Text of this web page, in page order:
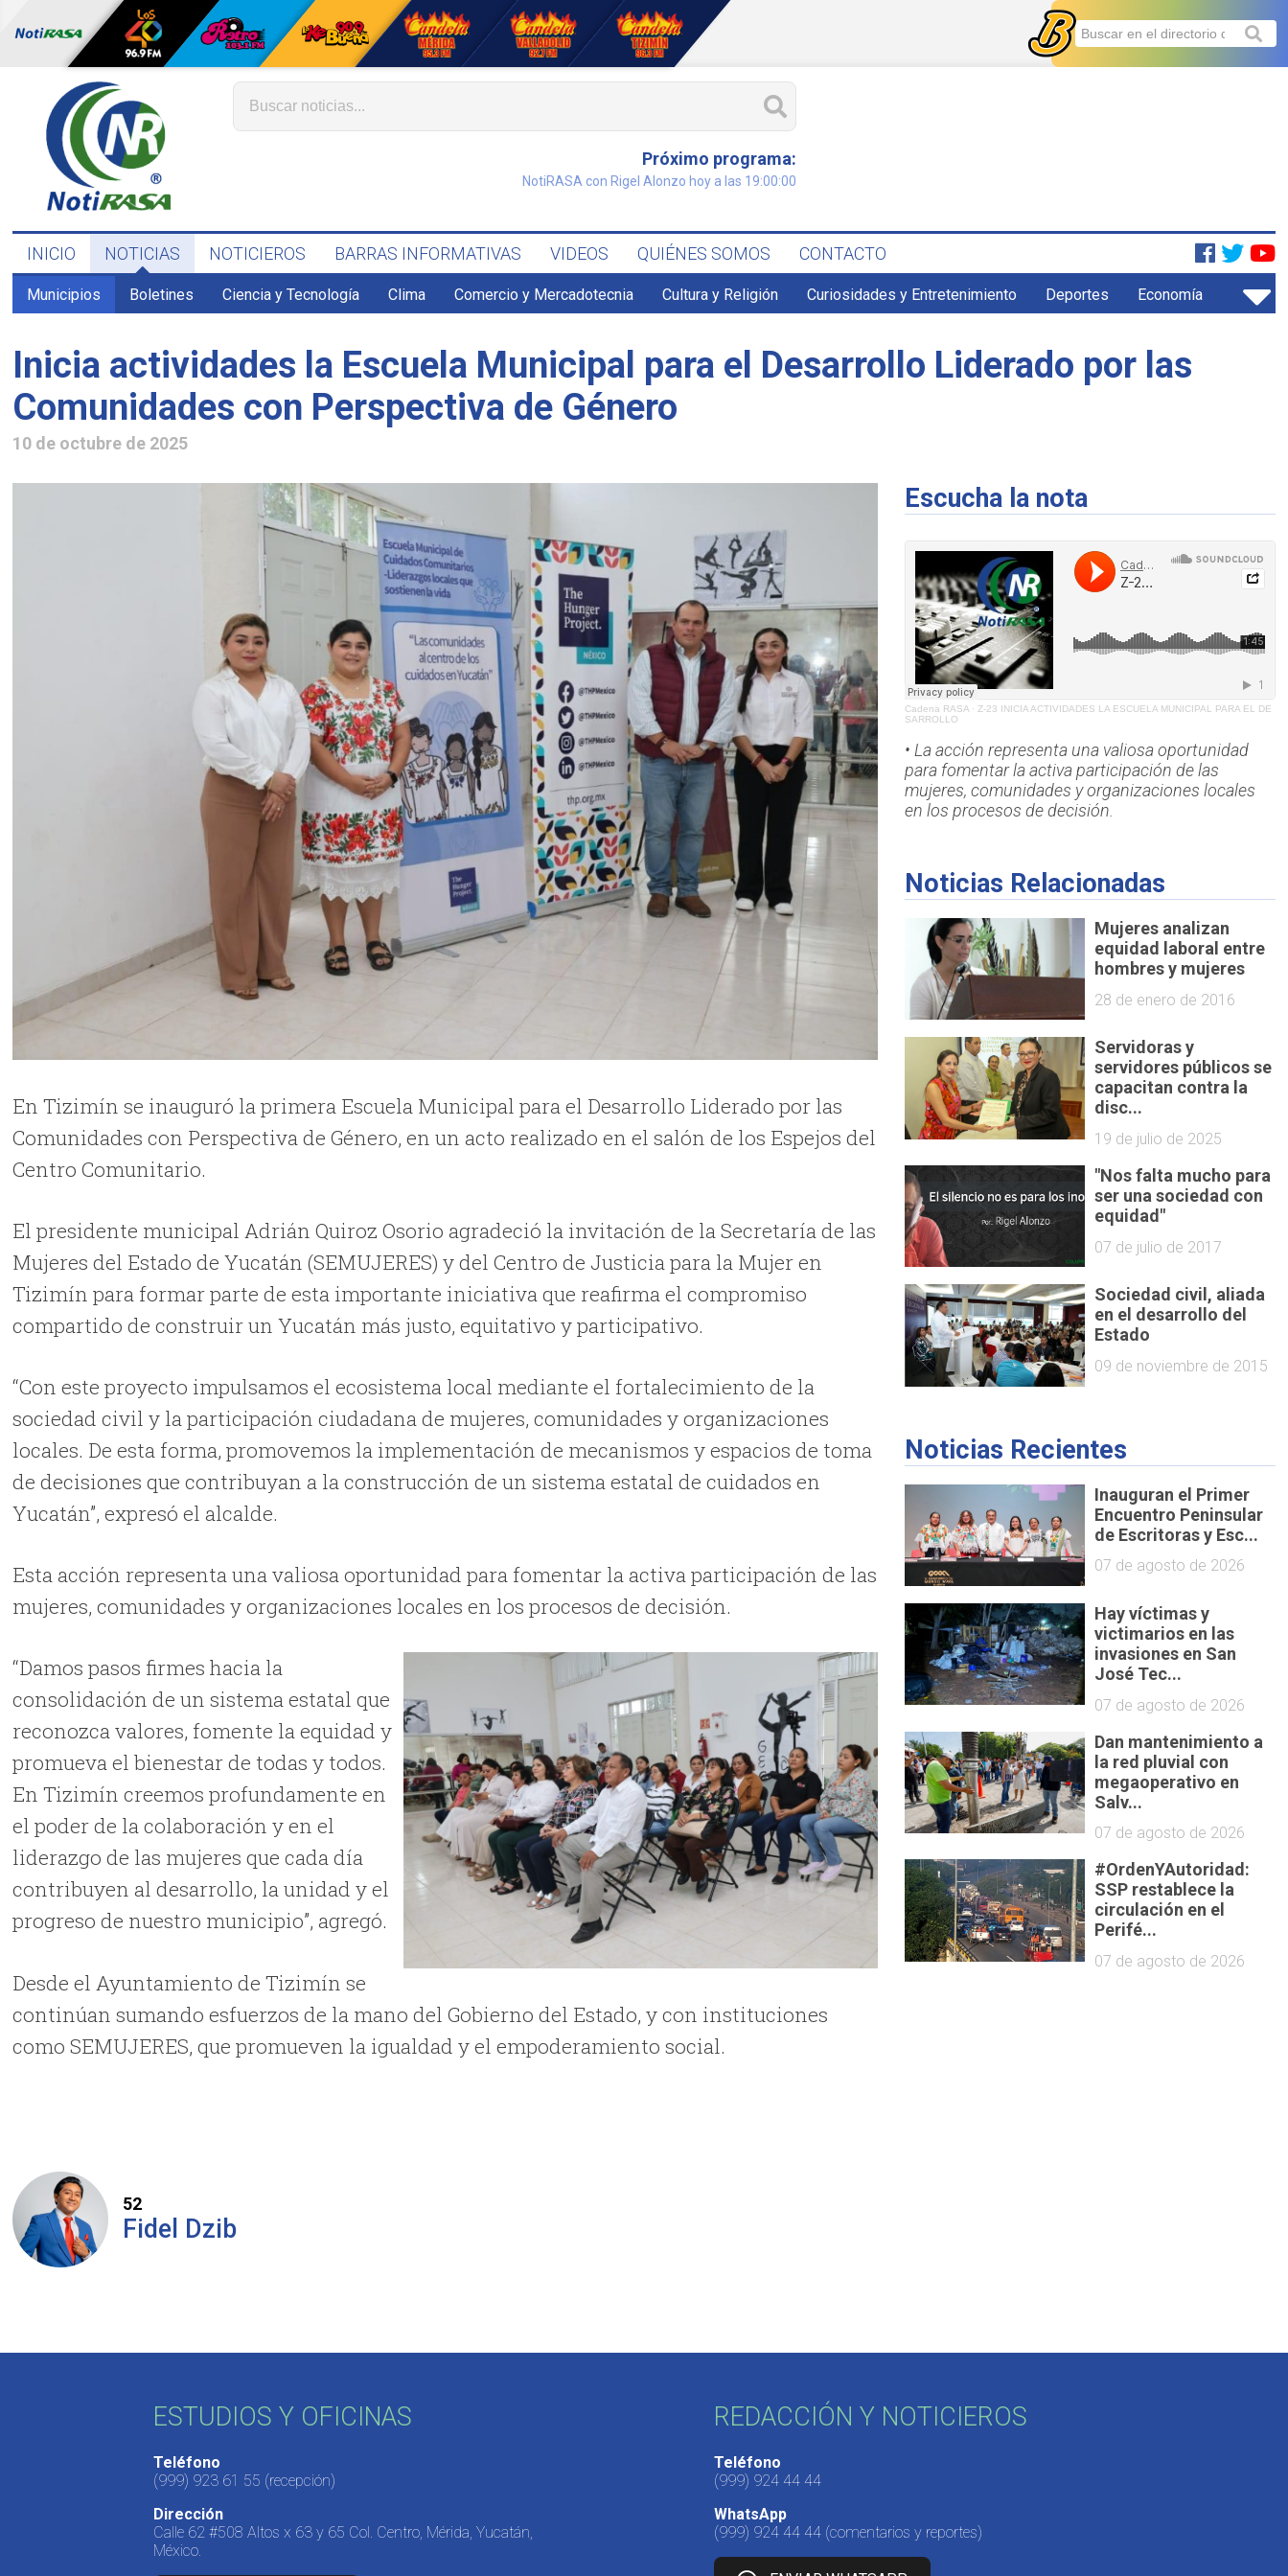
Próximo programa:
NotiRASA con Rigel Alonzo hoy a las 19:00:00
INICIO NOTICIAS NOTICIEROS BARRAS INFORMATIVAS VIDEOS QUIÉNES SOMOS CONTACTO
Municipios Boletines Ciencia y Tecnología Clima Comercio y Mercadotecnia Cultura y Religión Curiosidades y Entretenimiento Deportes Economía
Inicia actividades la Escuela Municipal para el Desarrollo Liderado por las
Comunidades con Perspectiva de Género
10 de octubre de 2025
En Tizimín se inauguró la primera Escuela Municipal para el Desarrollo Liderado por las
Comunidades con Perspectiva de Género, en un acto realizado en el salón de los Espejos del
Centro Comunitario.
El presidente municipal Adrián Quiroz Osorio agradeció la invitación de la Secretaría de las
Mujeres del Estado de Yucatán (SEMUJERES) y del Centro de Justicia para la Mujer en
Tizimín para formar parte de esta importante iniciativa que reafirma el compromiso
compartido de construir un Yucatán más justo, equitativo y participativo.
“Con este proyecto impulsamos el ecosistema local mediante el fortalecimiento de la
sociedad civil y la participación ciudadana de mujeres, comunidades y organizaciones
locales. De esta forma, promovemos la implementación de mecanismos y espacios de toma
de decisiones que contribuyan a la construcción de un sistema estatal de cuidados en
Yucatán”, expresó el alcalde.
Esta acción representa una valiosa oportunidad para fomentar la activa participación de las
mujeres, comunidades y organizaciones locales en los procesos de decisión.
“Damos pasos firmes hacia la
consolidación de un sistema estatal que
reconozca valores, fomente la equidad y
promueva el bienestar de todas y todos.
En Tizimín creemos profundamente en
el poder de la colaboración y en el
liderazgo de las mujeres que cada día
contribuyen al desarrollo, la unidad y el
progreso de nuestro municipio”, agregó.
Desde el Ayuntamiento de Tizimín se
continúan sumando esfuerzos de la mano del Gobierno del Estado, y con instituciones
como SEMUJERES, que promueven la igualdad y el empoderamiento social.
52
Fidel Dzib
Escucha la nota
Cadena RASA· Z-23 INICIA ACTIVIDADES LA ESCUELA MUNICIPAL PARA EL DE
SARROLLO
• La acción representa una valiosa oportunidad
para fomentar la activa participación de las
mujeres, comunidades y organizaciones locales
en los procesos de decisión.
Noticias Relacionadas
Mujeres analizan
equidad laboral entre
hombres y mujeres
28 de enero de 2016
Servidoras y
servidores públicos se
capacitan contra la
disc...
19 de julio de 2025
"Nos falta mucho para
ser una sociedad con
equidad"
07 de julio de 2017
Sociedad civil, aliada
en el desarrollo del
Estado
09 de noviembre de 2015
Noticias Recientes
Inauguran el Primer
Encuentro Peninsular
de Escritoras y Esc...
07 de agosto de 2026
Hay víctimas y
victimarios en las
invasiones en San
José Tec...
07 de agosto de 2026
Dan mantenimiento a
la red pluvial con
megaoperativo en
Salv...
07 de agosto de 2026
#OrdenYAutoridad:
SSP restablece la
circulación en el
Perifé...
07 de agosto de 2026
ESTUDIOS Y OFICINAS
Teléfono
(999) 923 61 55 (recepción)
Dirección
Calle 62 #508 Altos x 63 y 65 Col. Centro, Mérida, Yucatán,
México.
REDACCIÓN Y NOTICIEROS
Teléfono
(999) 924 44 44
WhatsApp
(999) 924 44 44 (comentarios y reportes)